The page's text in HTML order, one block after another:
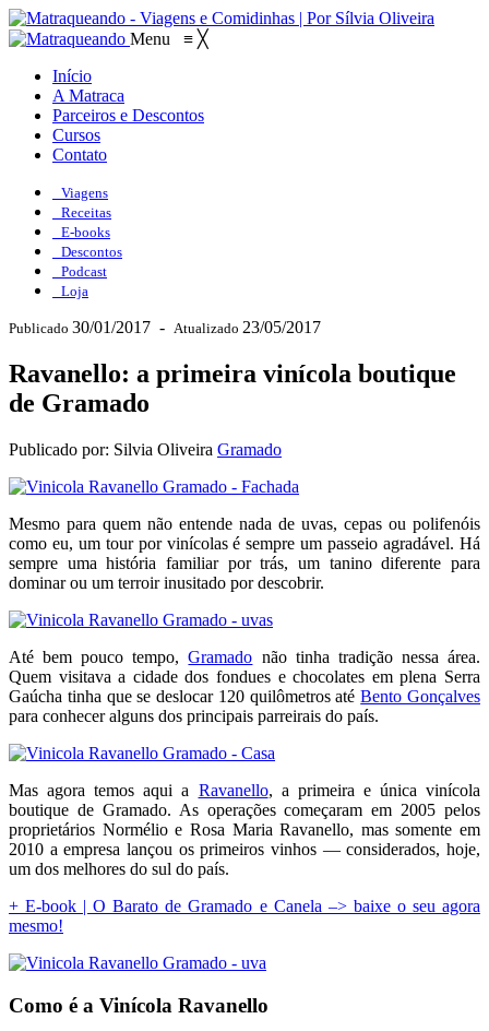
Menu ≡ ╳
Início
A Matraca
Parceiros e Descontos
Cursos
Contato
Viagens
Receitas
E-books
Descontos
Podcast
Loja
Publicado 30/01/2017 - Atualizado 23/05/2017
Ravanello: a primeira vinícola boutique
de Gramado
Publicado por: Silvia Oliveira Gramado
Mesmo para quem não entende nada de uvas, cepas ou polifenóis
como eu, um tour por vinícolas é sempre um passeio agradável. Há
sempre uma história familiar por trás, um tanino diferente para
dominar ou um terroir inusitado por descobrir.
Até bem pouco tempo,Gramado não tinha tradição nessa área.
Quem visitava a cidade dos fondues e chocolates em plena Serra
Gaúcha tinha que se deslocar 120 quilômetros atéBento Gonçalves
para conhecer alguns dos principais parreirais do país.
Mas agora temos aqui a Ravanello, a primeira e única vinícola
boutique de Gramado. As operações começaram em 2005 pelos
proprietários Normélio e Rosa Maria Ravanello, mas somente em
2010 a empresa lançou os primeiros vinhos — considerados, hoje,
um dos melhores do sul do país.
+ E-book | O Barato de Gramado e Canela –> baixe o seu agora
mesmo!
Como é a Vinícola Ravanello